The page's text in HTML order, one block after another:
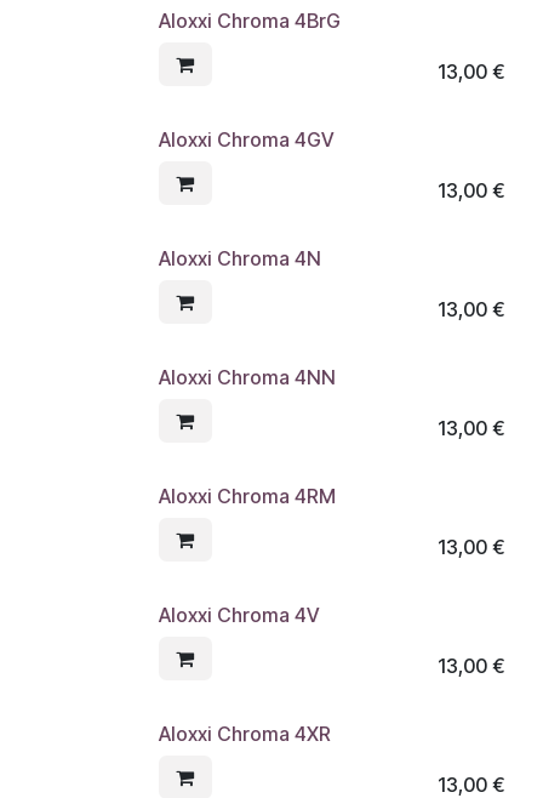
Aloxxi Chroma 4BrG
13,00€
Aloxxi Chroma 4GV
13,00€
Aloxxi Chroma 4N
13,00€
Aloxxi Chroma 4NN
13,00€
Aloxxi Chroma 4RM
13,00€
Aloxxi Chroma 4V
13,00€
Aloxxi Chroma 4XR
13,00€